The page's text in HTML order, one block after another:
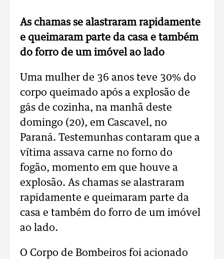
As chamas se alastraram rapidamente
e queimaram parte da casa e também
do forro de um imóvel ao lado
Uma mulher de 36 anos teve 30% do
corpo queimado após a explosão de
gás de cozinha, na manhã deste
domingo (20), em Cascavel, no
Paraná. Testemunhas contaram que a
vítima assava carne no forno do
fogão, momento em que houve a
explosão. As chamas se alastraram
rapidamente e queimaram parte da
casa e também do forro de um imóvel
ao lado.
O Corpo de Bombeiros foi acionado